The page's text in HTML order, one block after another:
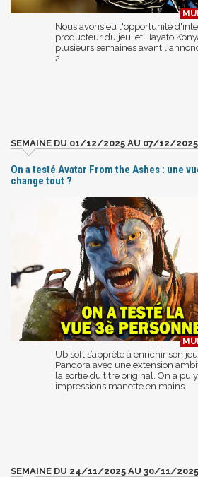
Nous avons eu l'opportunité
producteur du jeu, et Hayato
plusieurs semaines avant
2.
SEMAINE DU 01/12/2025 AU 07/12/2025
On a testé Avatar From the Ashes : une
change tout ?
Ubisoft s’apprête à enrichir son
Pandora avec une extension
la sortie du titre original. On a pu
impressions manette en mains.
SEMAINE DU 24/11/2025 AU 30/11/2025